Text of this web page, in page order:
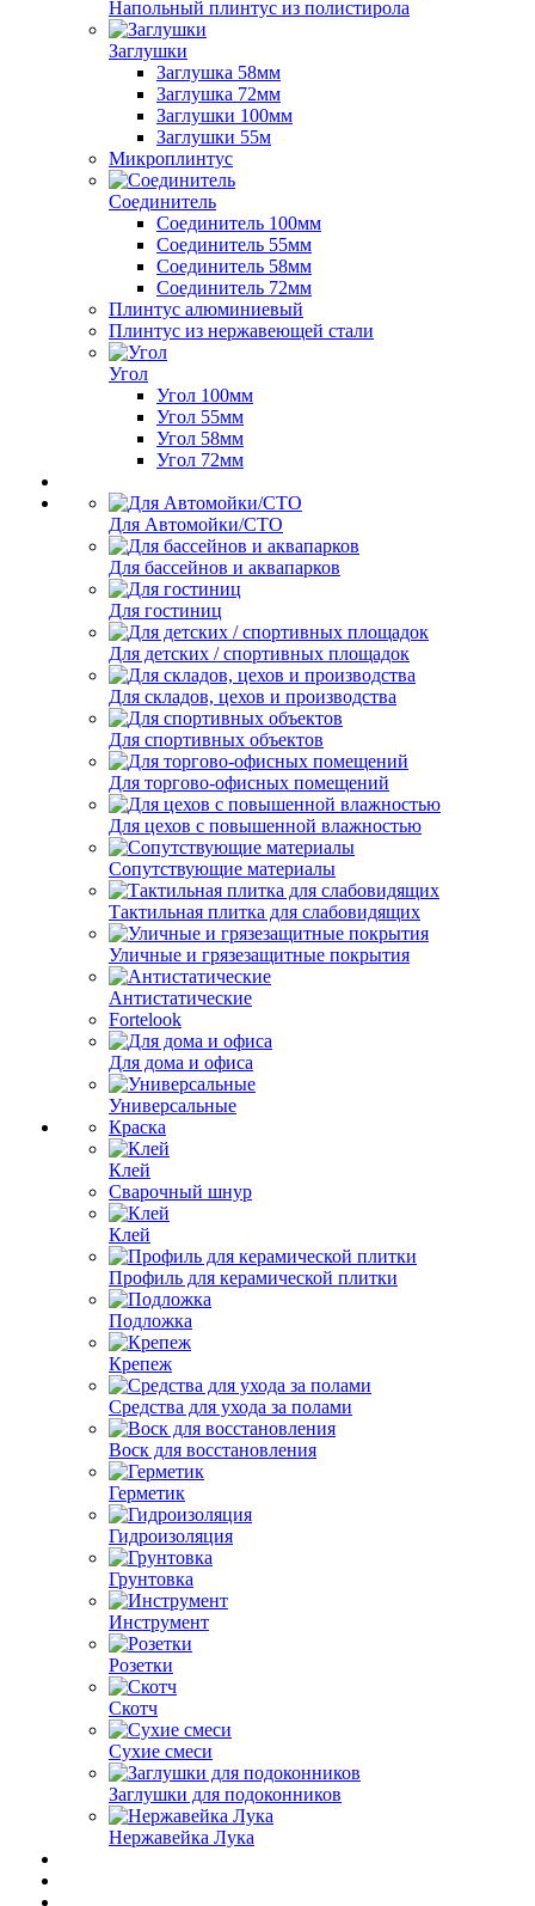
Напольный плинтус из полистирола
Заглушки
Заглушка 58мм
Заглушка 72мм
Заглушки 100мм
Заглушки 55м
Микроплинтус
Соединитель
Соединитель 100мм
Соединитель 55мм
Соединитель 58мм
Соединитель 72мм
Плинтус алюминиевый
Плинтус из нержавеющей стали
Угол
Угол 100мм
Угол 55мм
Угол 58мм
Угол 72мм
Для Автомойки/СТО
Для бассейнов и аквапарков
Для гостиниц
Для детских / спортивных площадок
Для складов, цехов и производства
Для спортивных объектов
Для торгово-офисных помещений
Для цехов с повышенной влажностью
Сопутствующие материалы
Тактильная плитка для слабовидящих
Уличные и грязезащитные покрытия
Антистатические
Fortelook
Для дома и офиса
Универсальные
Краска
Клей
Сварочный шнур
Клей
Профиль для керамической плитки
Подложка
Крепеж
Средства для ухода за полами
Воск для восстановления
Герметик
Гидроизоляция
Грунтовка
Инструмент
Розетки
Скотч
Сухие смеси
Заглушки для подоконников
Нержавейка Лука